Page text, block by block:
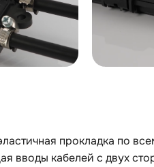
прокладка по
вводы кабелей с двух